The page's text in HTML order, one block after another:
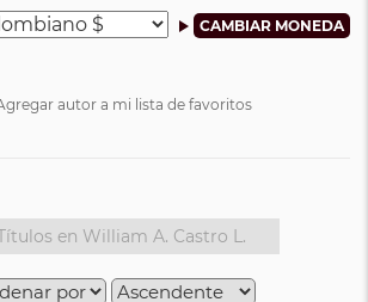
autor a mi lista de favoritos